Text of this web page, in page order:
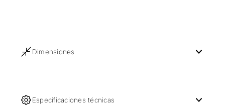
Dimensiones
Especificaciones técnicas